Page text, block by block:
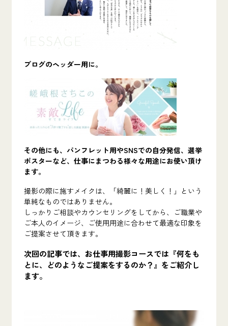
ブログのヘッダー用に。
その他にも、パンフレット用やSNSでの自分発信、選挙
ポスターなど、仕事にまつわる様々な用途にお使い頂け
ます。
撮影の際に施すメイクは、「綺麗に！美しく！」という
単純なものではありません。
しっかりご相談やカウンセリングをしてから、ご職業や
ご本人のイメージ、ご使用用途に合わせて最適な印象を
ご提案させて頂きます。
次回の記事では、お仕事用撮影コースでは 『何をも
とに、どのようなご提案をするのか？』 をご紹介し
ます。